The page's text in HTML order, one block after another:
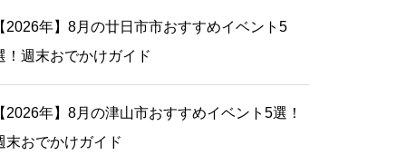
2026年】8月の廿日市市おすすめイベント5
！週末おでかけガイド
2026年】8月の津山市おすすめイベント5選！
末おでかけガイド